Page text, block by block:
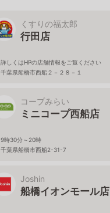
くすりの福太郎
行田店
詳しくはHPの店舗情報をご覧ください
千葉県船橋市西船２－２８－１
コープみらい
ミニコープ西船店
9時30分～20時
千葉県船橋市西船2-31-7
Joshin
船橋イオンモール店